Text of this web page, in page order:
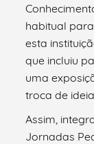
habitual
esta
que incluiu
uma
troca de
Assim,
Jornadas